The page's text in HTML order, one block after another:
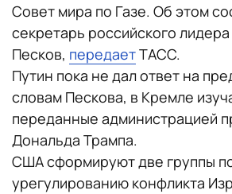
Совет мира по Газе. Об этом
секретарь российского
Песков, передаетТАСС.
Путин пока не дал ответ на
словам Пескова, в Кремле
переданные администрацией
Дональда Трампа.
США сформируют две группы
урегулированию конфликта